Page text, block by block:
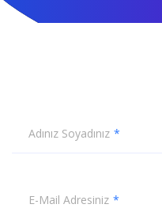
Adınız Soyadınız
E-Mail Adresiniz